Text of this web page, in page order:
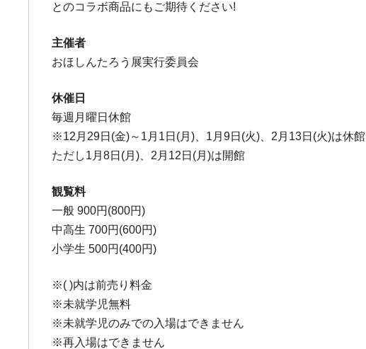
とのコラボ商品にもご期待ください!
主催者
おほしんたろう展実行委員会
休催日
毎週月曜日休館
※12月29日(金)～1月1日(月)、1月9日(火)、2月13日(火)は休館
ただし1月8日(月)、2月12日(月)は開館
観覧料
一般 900円(800円)
中高生 700円(600円)
小学生 500円(400円)
※( )内は前売り料金
※未就学児無料
※未就学児のみでの入場はできません
※再入場はできません